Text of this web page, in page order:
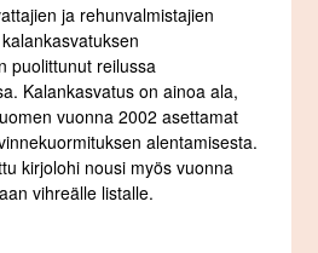
ja rehunvalmistajien
puolittunut reilussa
Kalankasvatus on ainoa ala,
vuonna 2002 asettamat
alentamisesta.
kirjolohi nousi myös vuonna
vihreälle listalle.